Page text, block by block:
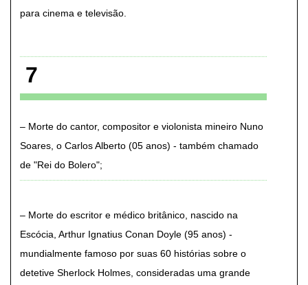
para cinema e televisão
7
Morte do cantor, compositor e violonista mineiro Nuno
Soares, o Carlos Alberto (05 anos) - também chamado
de "Rei do Bolero"
Morte do escritor e médico britânico, nascido na
Escócia, Arthur Ignatius Conan Doyle (95 anos) -
mundialmente famoso por suas 60 histórias sobre o
detetive Sherlock Holmes, consideradas uma grande